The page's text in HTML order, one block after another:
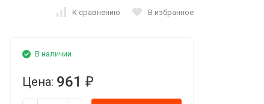
К сравнению В избранное
В наличии
Цена: 961 ₽